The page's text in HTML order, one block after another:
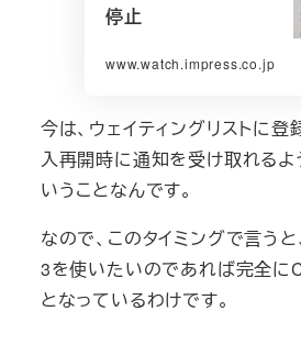
停止
www.watch.impress.co.jp
今は、ウェイティングリストに登
入再開時に通知を受け取れるよ
いうことなんです。
なので、このタイミングで言う
3を使いたいのであれば完全に
となっているわけです。